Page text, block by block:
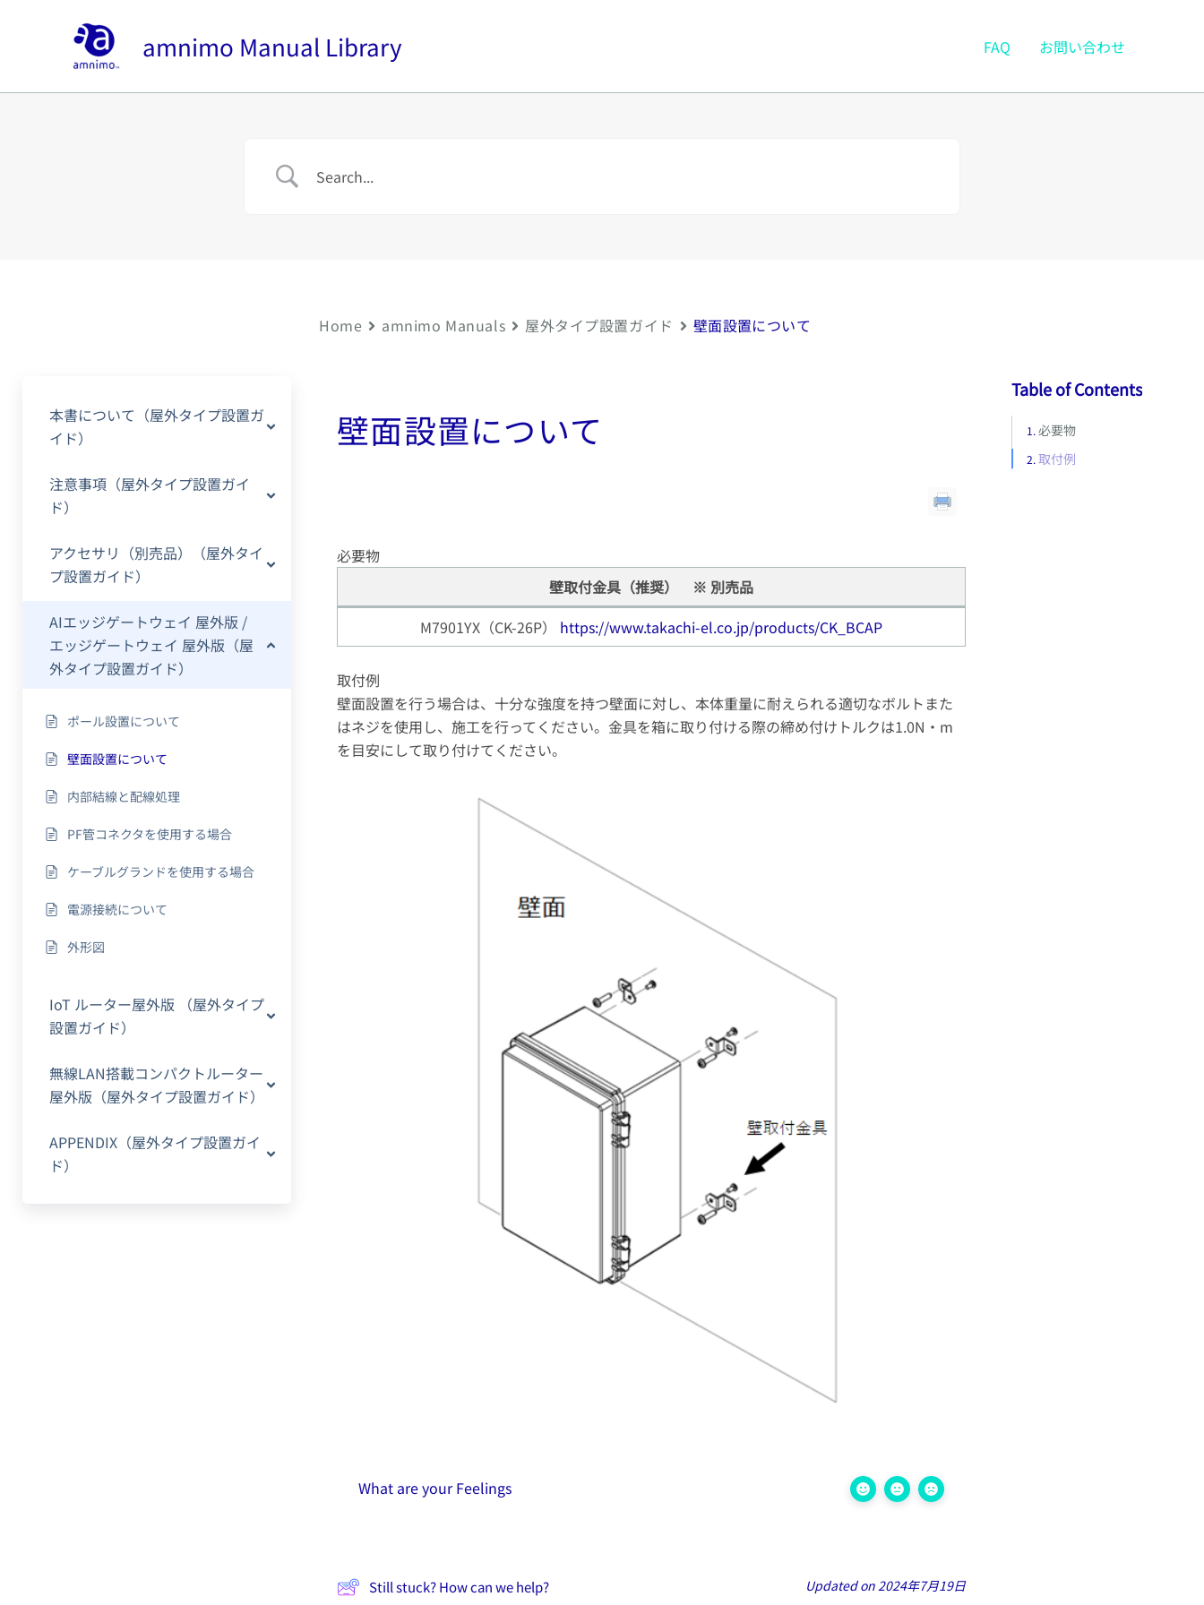
amnimo Manual Library FAQ お問い合わせ
本書について（屋外タイプ設置ガ
イド）
注意事項（屋外タイプ設置ガイ
ド）
アクセサリ（別売品）（屋外タイ
プ設置ガイド）
AIエッジゲートウェイ 屋外版 /
エッジゲートウェイ 屋外版（屋
外タイプ設置ガイド）
ポール設置について
壁面設置について
内部結線と配線処理
PF管コネクタを使用する場合
ケーブルグランドを使用する場合
電源接続について
外形図
IoT ルーター屋外版 （屋外タイプ
設置ガイド）
無線LAN搭載コンパクトルーター
屋外版（屋外タイプ設置ガイド）
APPENDIX（屋外タイプ設置ガイ
ド）
Home amnimo Manuals 屋外タイプ設置ガイド 壁面設置について
壁面設置について
必要物
壁取付金具（推奨） ※ 別売品
M7901YX（CK-26P） https://www.takachi-el.co.jp/products/CK_BCAP
取付例
壁面設置を行う場合は、十分な強度を持つ壁面に対し、本体重量に耐えられる適切なボルトまた
はネジを使用し、施工を行ってください。金具を箱に取り付ける際の締め付けトルクは1.0N・m
を目安にして取り付けてください。
What are your Feelings
Still stuck? How can we help? Updated on 2024年7月19日
Table of Contents
必要物
取付例